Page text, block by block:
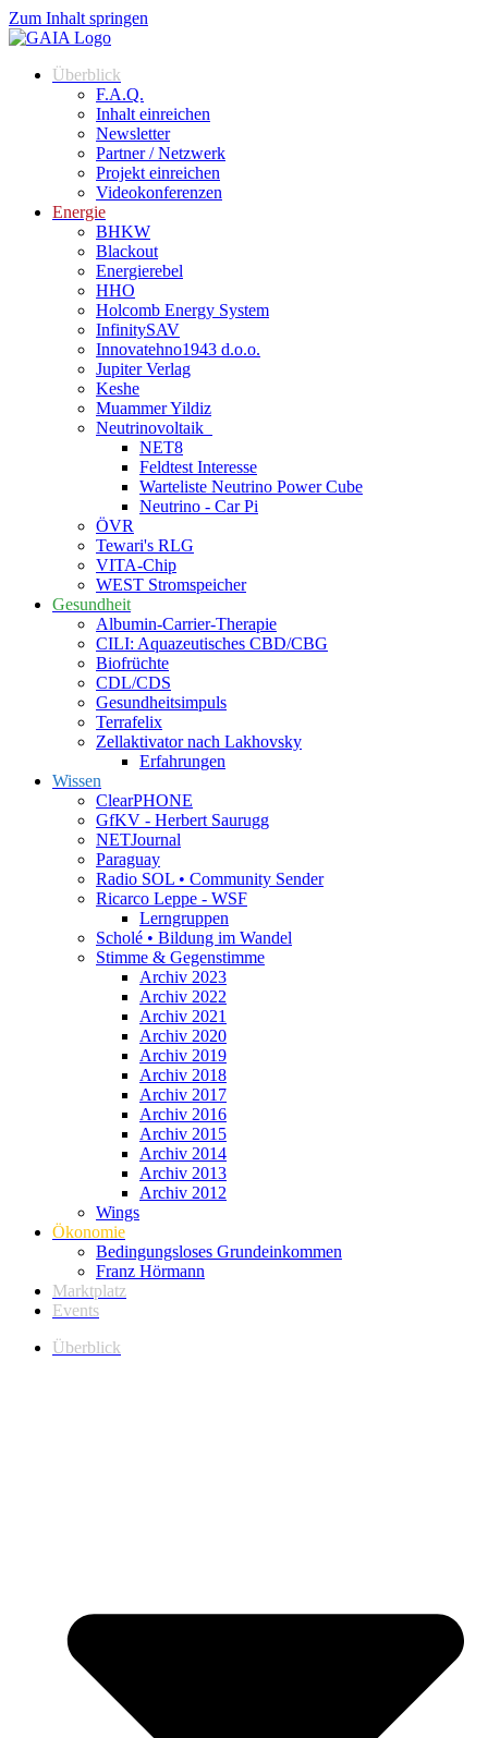
Zum Inhalt springen
Überblick
F.A.Q.
Inhalt einreichen
Newsletter
Partner / Netzwerk
Projekt einreichen
Videokonferenzen
Energie
BHKW
Blackout
Energierebel
HHO
Holcomb Energy System
InfinitySAV
Innovatehno1943 d.o.o.
Jupiter Verlag
Keshe
Muammer Yildiz
Neutrinovoltaik
NET8
Feldtest Interesse
Warteliste Neutrino Power Cube
Neutrino - Car Pi
ÖVR
Tewari's RLG
VITA-Chip
WEST Stromspeicher
Gesundheit
Albumin-Carrier-Therapie
CILI: Aquazeutisches CBD/CBG
Biofrüchte
CDL/CDS
Gesundheitsimpuls
Terrafelix
Zellaktivator nach Lakhovsky
Erfahrungen
Wissen
ClearPHONE
GfKV - Herbert Saurugg
NETJournal
Paraguay
Radio SOL • Community Sender
Ricarco Leppe - WSF
Lerngruppen
Scholé • Bildung im Wandel
Stimme & Gegenstimme
Archiv 2023
Archiv 2022
Archiv 2021
Archiv 2020
Archiv 2019
Archiv 2018
Archiv 2017
Archiv 2016
Archiv 2015
Archiv 2014
Archiv 2013
Archiv 2012
Wings
Ökonomie
Bedingungsloses Grundeinkommen
Franz Hörmann
Marktplatz
Events
Überblick